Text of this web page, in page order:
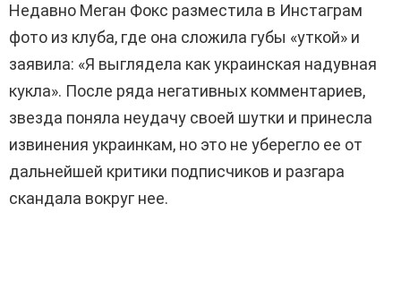
Недавно Меган Фокс разместила в Инстаграм
фото из клуба, где она сложила губы «уткой» и
заявила: «Я выглядела как украинская надувная
кукла». После ряда негативных комментариев,
звезда поняла неудачу своей шутки и принесла
извинения украинкам, но это не уберегло ее от
дальнейшей критики подписчиков и разгара
скандала вокруг нее.